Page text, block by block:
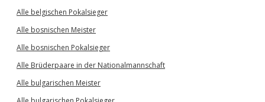
Alle belgischen Pokalsieger
Alle bosnischen Meister
Alle bosnischen Pokalsieger
Alle Brüderpaare in der Nationalmannschaft
Alle bulgarischen Meister